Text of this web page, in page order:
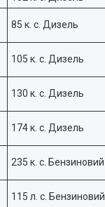
85 к. с. Дизель
105 к. с. Дизель
130 к. с. Дизель
174 к. с. Дизель
235 к. с. Бензиновий
115 л. с. Бензиновий